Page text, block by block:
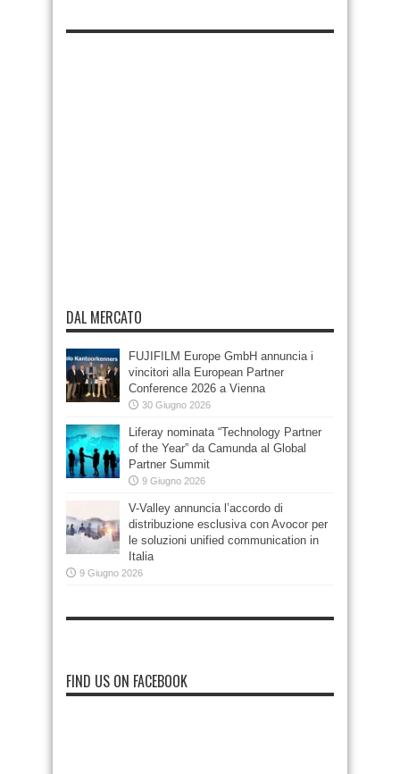
DAL MERCATO
FUJIFILM Europe GmbH annuncia i
vincitori alla European Partner
Conference 2026 a Vienna
30 Giugno 2026
Liferay nominata “Technology Partner
of the Year” da Camunda al Global
Partner Summit
9 Giugno 2026
V-Valley annuncia l’accordo di
distribuzione esclusiva con Avocor per
le soluzioni unified communication in
Italia
9 Giugno 2026
FIND US ON FACEBOOK